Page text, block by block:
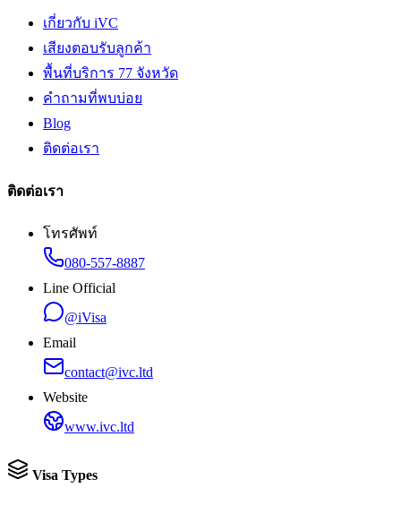
เกี่ยวกับ iVC
เสียงตอบรับลูกค้า
พื้นที่บริการ 77 จังหวัด
คำถามที่พบบ่อย
Blog
ติดต่อเรา
ติดต่อเรา
โทรศัพท์
080-557-8887
Line Official
@iVisa
Email
contact@ivc.ltd
Website
www.ivc.ltd
Visa Types